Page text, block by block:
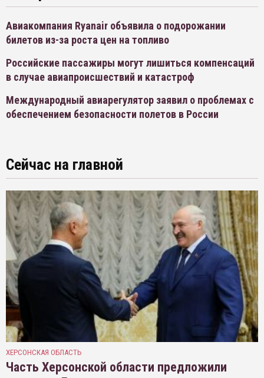
Авиакомпания Ryanair объявила о подорожании
билетов из-за роста цен на топливо
Российские пассажиры могут лишиться компенсаций
в случае авиапроисшествий и катастроф
Международный авиарегулятор заявил о проблемах с
обеспечением безопасности полетов в России
Сейчас на главной
ХЕРСОНСКАЯ ОБЛАСТЬ
Часть Херсонской области предложили